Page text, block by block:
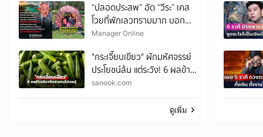
“ปลอดประสพ” อัด “วีระ” เคส
โวยที่พักเลวทรามมาก บอก
นอนอุทยานฯ ต้องยอมรับ
Manager Online
"กระเจี๊ยบเขียว" ผักมหัศจรรย์
ประโยชน์ล้น แต่ระวัง! 6 ผลข้าง
เคียงที่หลายคนไม่เคยรู้
sanook.com
ดูเพิ่ม